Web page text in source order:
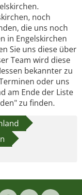
noch
die uns noch
in Engelskirchen
Sie uns diese über
Team wird diese
bekannter zu
oder uns
am Ende der Liste
zu finden.